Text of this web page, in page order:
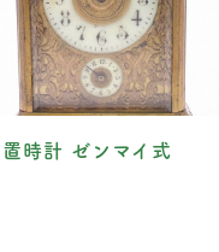
時計 ゼンマイ式